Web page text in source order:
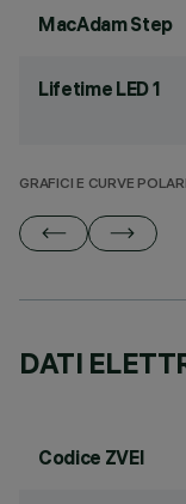
MacAdam Step
Lifetime LED 1
GRAFICI E CURVE POLARI
DATI
Codice ZVEI